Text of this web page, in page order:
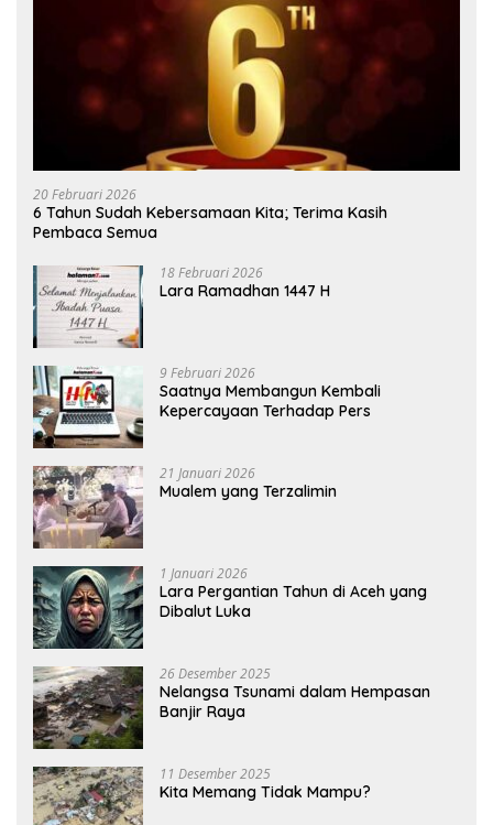
20 Februari 2026
6 Tahun Sudah Kebersamaan Kita; Terima Kasih
Pembaca Semua
18 Februari 2026
Lara Ramadhan 1447 H
9 Februari 2026
Saatnya Membangun Kembali
Kepercayaan Terhadap Pers
21 Januari 2026
Mualem yang Terzalimin
1 Januari 2026
Lara Pergantian Tahun di Aceh yang
Dibalut Luka
26 Desember 2025
Nelangsa Tsunami dalam Hempasan
Banjir Raya
11 Desember 2025
Kita Memang Tidak Mampu?